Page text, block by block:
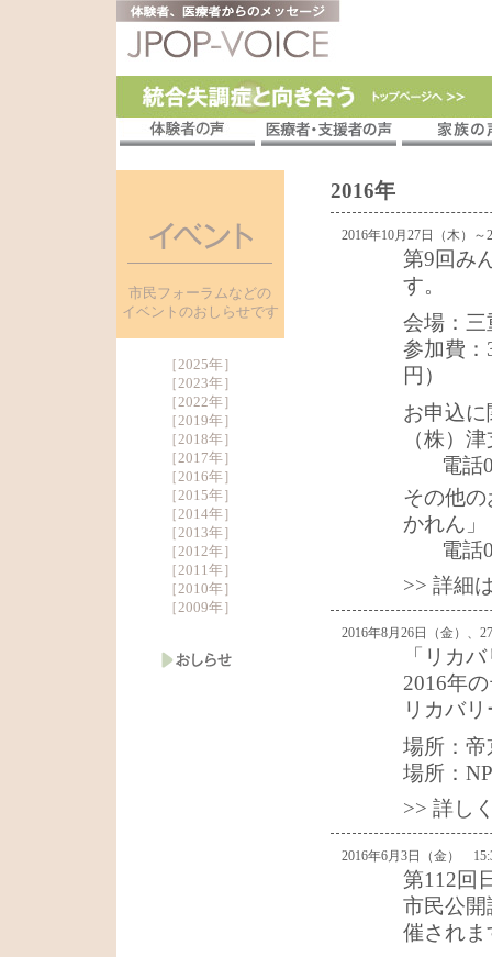
市民フォーラムなどの
イベントのおしらせです
［2025年］
［2023年］
［2022年］
［2019年］
［2018年］
［2017年］
［2016年］
［2015年］
［2014年］
［2013年］
［2012年］
［2011年］
［2010年］
［2009年］
2016年
2016年10月27日（木）～
第9回み
す。
会場：三
参加費：
円）
お申込
（株）
電話
その他
かれん」
電話
>> 詳細
2016年8月26日（金）、
「リカ
2016年
リカバ
場所：帝
場所：
>> 詳し
2016年6月3日（金）
第112回
市民公
催されま